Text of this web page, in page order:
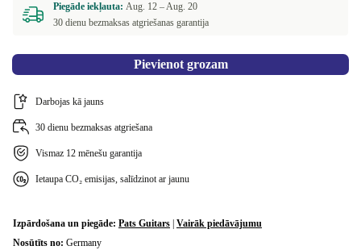
Piegāde iekļauta: Aug. 12 –Aug. 20
30 dienu bezmaksas atgriešanas garantija
Pievienot grozam
Darbojas kā jauns
30 dienu bezmaksas atgriešana
Vismaz 12 mēnešu garantija
Ietaupa CO₂ emisijas, salīdzinot ar jaunu
Izpārdošana un piegāde: Pats Guitars Vairāk piedāvājumu
Nosūtīts no: Germany